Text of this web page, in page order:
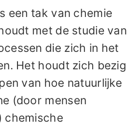
een tak van chemie
met de studie van
die zich in het
Het houdt zich bezig
van hoe natuurlijke
(door mensen
chemische